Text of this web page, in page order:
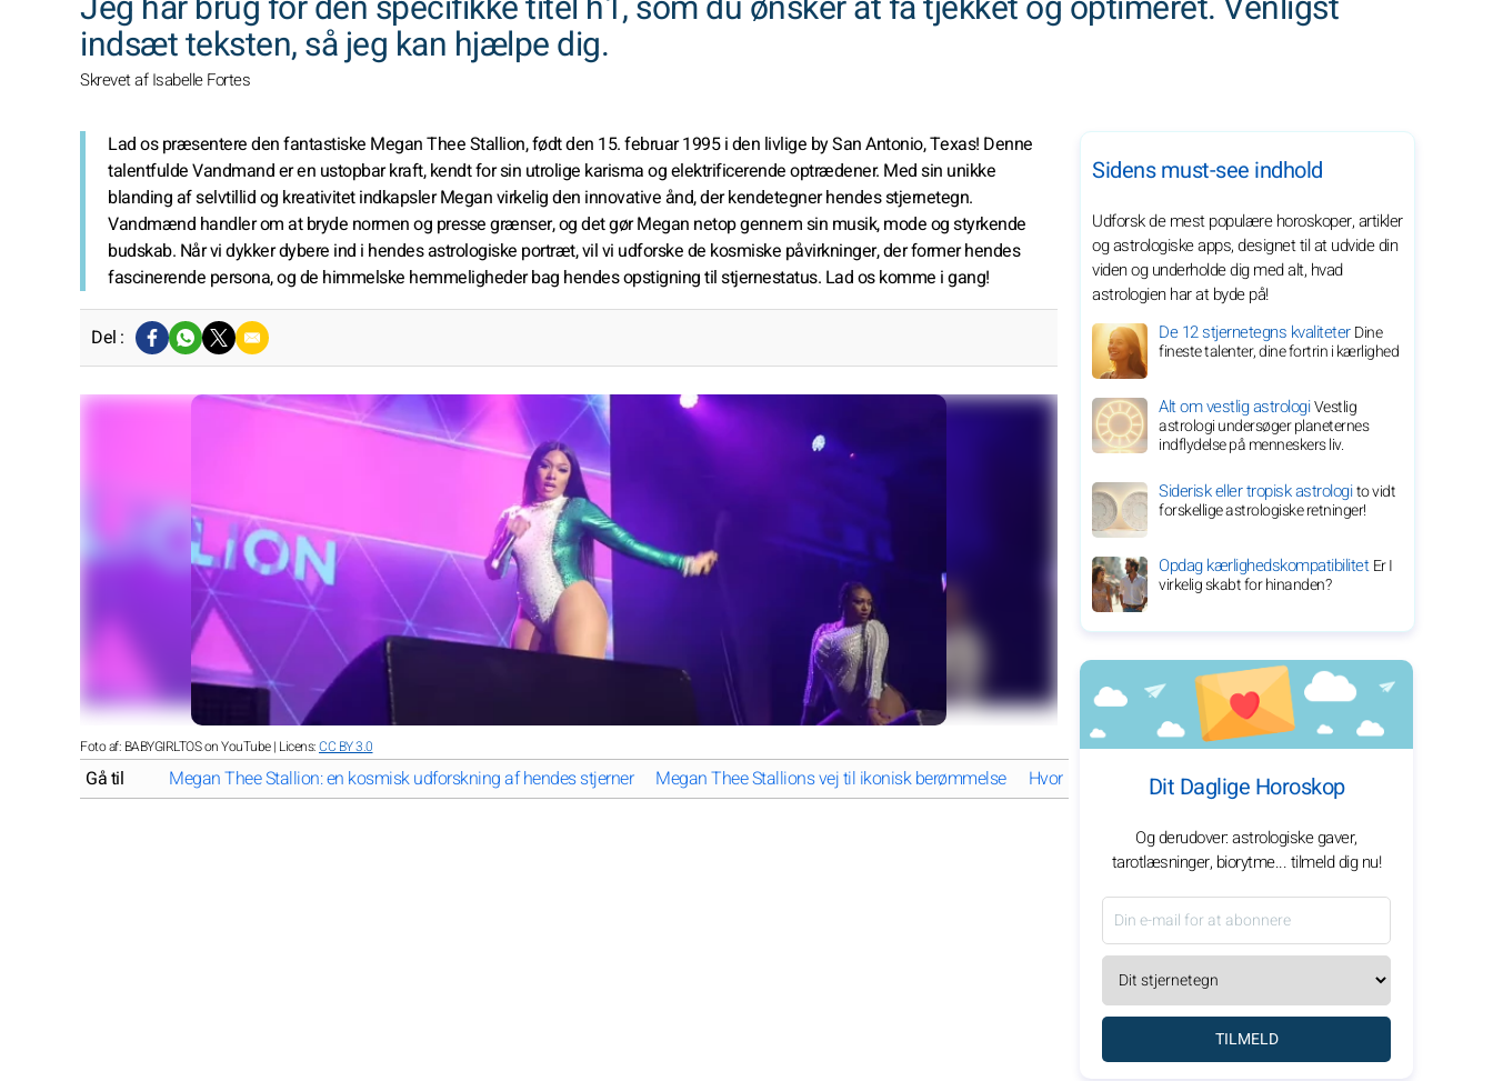
indsæt teksten, så jeg kan hjælpe dig.
Skrevet af Isabelle Fortes
Lad os præsentere den fantastiske Megan Thee Stallion, født den 15. februar 1995 i den livlige by San Antonio, Texas! Denne
talentfulde Vandmand er en ustopbar kraft, kendt for sin utrolige karisma og elektrificerende optrædener. Med sin unikke
blanding af selvtillid og kreativitet indkapsler Megan virkelig den innovative ånd, der kendetegner hendes stjernetegn.
Vandmænd handler om at bryde normen og presse grænser, og det gør Megan netop gennem sin musik, mode og styrkende
budskab. Når vi dykker dybere ind i hendes astrologiske portræt, vil vi udforske de kosmiske påvirkninger, der former hendes
fascinerende persona, og de himmelske hemmeligheder bag hendes opstigning til stjernestatus. Lad os komme i gang!
Del :
Foto af: BABYGIRLTOS on YouTube | Licens:CC BY 3.0
Gå til Megan Thee Stallion: en kosmisk udforskning af hendes stjerner Megan Thee Stallions vej til ikonisk berømmelse Hvordan opnåede Megan Thee Stallion berømmelse?
Sidens must-see indhold
Udforsk de mest populære horoskoper, artikler
og astrologiske apps, designet til at udvide din
viden og underholde dig med alt, hvad
astrologien har at byde på!
De 12 stjernetegns kvaliteterDine
fineste talenter, dine fortrin i kærlighed
Alt om vestlig astrologiVestlig
astrologi undersøger planeternes
indflydelse på menneskers liv.
Siderisk eller tropisk astrologito vidt
forskellige astrologiske retninger!
Opdag kærlighedskompatibilitetEr I
virkelig skabt for hinanden?
Dit Daglige Horoskop
Og derudover: astrologiske gaver,
tarotlæsninger, biorytme... tilmeld dig nu!
TILMELD